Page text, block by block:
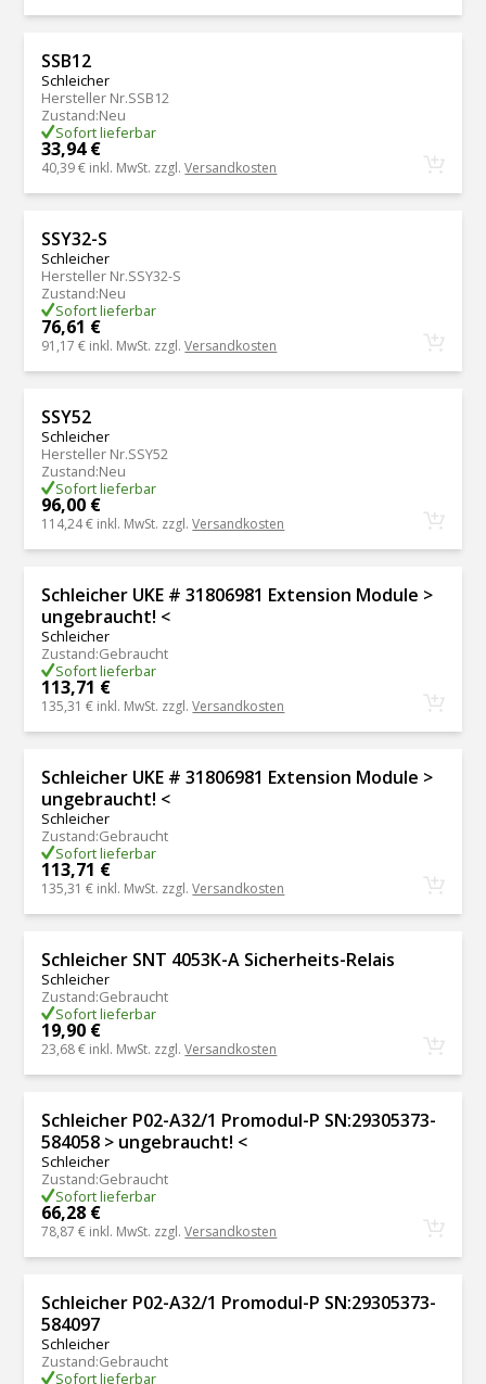
SSB12
Schleicher
Hersteller Nr.SSB12
Zustand:Neu
Sofort lieferbar
33,94 €
40,39 € inkl. MwSt. zzgl.Versandkosten
SSY32-S
Schleicher
Hersteller Nr.SSY32-S
Zustand:Neu
Sofort lieferbar
76,61 €
91,17 € inkl. MwSt. zzgl.Versandkosten
SSY52
Schleicher
Hersteller Nr.SSY52
Zustand:Neu
Sofort lieferbar
96,00 €
114,24 € inkl. MwSt. zzgl.Versandkosten
Schleicher UKE # 31806981 Extension Module >
ungebraucht! <
Schleicher
Zustand:Gebraucht
Sofort lieferbar
113,71 €
135,31 € inkl. MwSt. zzgl.Versandkosten
Schleicher UKE # 31806981 Extension Module >
ungebraucht! <
Schleicher
Zustand:Gebraucht
Sofort lieferbar
113,71 €
135,31 € inkl. MwSt. zzgl.Versandkosten
Schleicher SNT 4053K-A Sicherheits-Relais
Schleicher
Zustand:Gebraucht
Sofort lieferbar
19,90 €
23,68 € inkl. MwSt. zzgl.Versandkosten
Schleicher P02-A32/1 Promodul-P SN:29305373-
584058 > ungebraucht! <
Schleicher
Zustand:Gebraucht
Sofort lieferbar
66,28 €
78,87 € inkl. MwSt. zzgl.Versandkosten
Schleicher P02-A32/1 Promodul-P SN:29305373-
584097
Schleicher
Zustand:Gebraucht
Sofort lieferbar